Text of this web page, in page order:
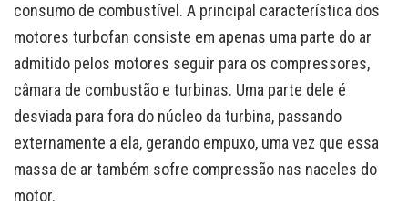
consumo de combustível. A principal característica dos
motores turbofan consiste em apenas uma parte do ar
admitido pelos motores seguir para os compressores,
câmara de combustão e turbinas. Uma parte dele é
desviada para fora do núcleo da turbina, passando
externamente a ela, gerando empuxo, uma vez que essa
massa de ar também sofre compressão nas naceles do
motor.